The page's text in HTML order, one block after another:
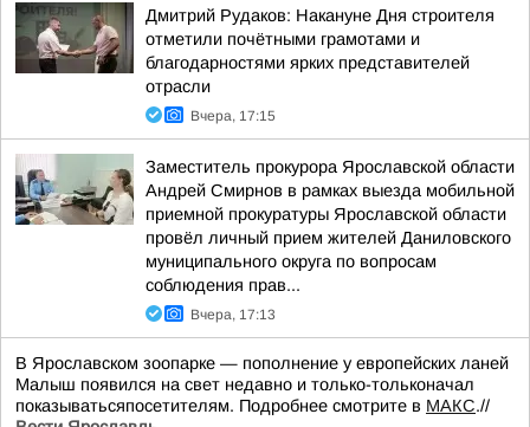
Дмитрий Рудаков: Накануне Дня строителя
отметили почётными грамотами и
благодарностями ярких представителей
отрасли
Вчера, 17:15
Заместитель прокурора Ярославской области
Андрей Смирнов в рамках выезда мобильной
приемной прокуратуры Ярославской области
провёл личный прием жителей Даниловского
муниципального округа по вопросам
соблюдения прав...
Вчера, 17:13
В Ярославском зоопарке — пополнение у европейских ланей
Малыш появился на свет недавно и только-тольконачал
показыватьсяпосетителям. Подробнее смотрите в МАКС.//